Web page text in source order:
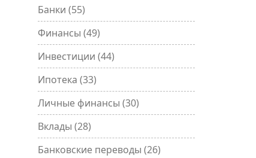
Банки (55)
Финансы (49)
Инвестиции (44)
Ипотека (33)
Личные финансы (30)
Вклады (28)
Банковские переводы (26)